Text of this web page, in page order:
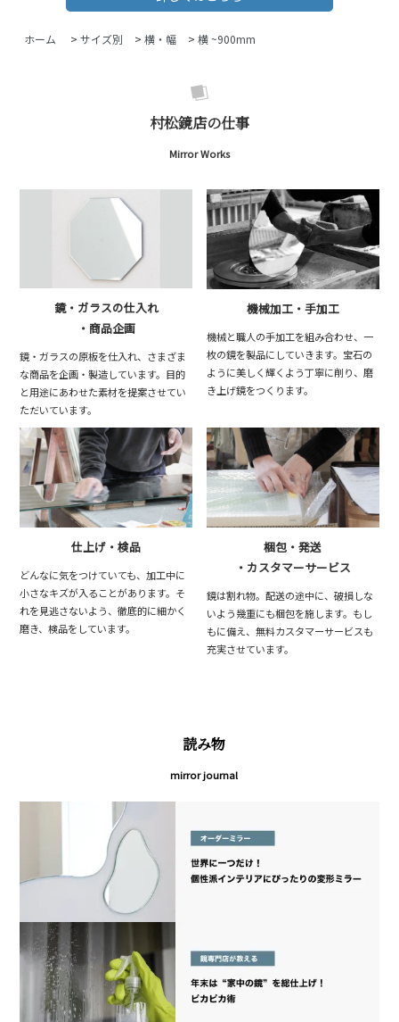
ホーム >サイズ別 >横・幅 >横 ~900mm
村松鏡店の仕事
Mirror Works
鏡・ガラスの仕入れ
・商品企画
鏡・ガラスの原板を仕入れ、さまざま
な商品を企画・製造しています。目的
と用途にあわせた素材を提案させてい
ただいています。
機械加工・手加工
機械と職人の手加工を組み合わせ、一
枚の鏡を製品にしていきます。宝石の
ように美しく輝くよう丁寧に削り、磨
き上げ鏡をつくります。
仕上げ・検品
どんなに気をつけていても、加工中に
小さなキズが入ることがあります。そ
れを見逃さないよう、徹底的に細かく
磨き、検品をしています。
梱包・発送
・カスタマーサービス
鏡は割れ物。配送の途中に、破損しな
いよう幾重にも梱包を施します。もし
もに備え、無料カスタマーサービスも
充実させています。
読み物
mirror journal